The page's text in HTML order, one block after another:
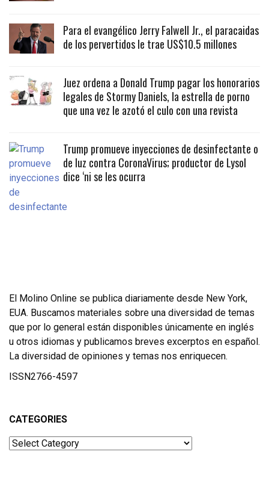
Para el evangélico Jerry Falwell Jr., el paracaidas
de los pervertidos le trae US$10.5 millones
Juez ordena a Donald Trump pagar los honorarios
legales de Stormy Daniels, la estrella de porno
que una vez le azotó el culo con una revista
Trump promueve inyecciones de desinfectante o
de luz contra CoronaVirus; productor de Lysol
dice ‘ni se les ocurra
El Molino Online se publica diariamente desde New York,
EUA. Buscamos materiales sobre una diversidad de temas
que por lo general están disponibles únicamente en inglés
u otros idiomas y publicamos breves excerptos en español.
La diversidad de opiniones y temas nos enriquecen.
ISSN2766-4597
CATEGORIES
Categories